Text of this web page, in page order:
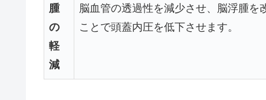
腫
の
軽
減
脳血管の透過性を減少させ、脳浮腫を
ことで頭蓋内圧を低下させます。